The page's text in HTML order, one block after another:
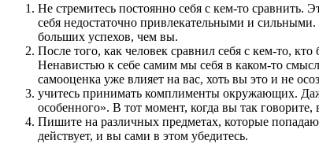
Не стремитесь постоянно себя с кем-то
себя недостаточно привлекательными и
больших успехов, чем вы.
После того, как человек сравнил себя с кем-то,
Ненавистью к себе самим мы себя в каком-то
самооценка уже влияет на вас, хоть вы это и не
учитесь принимать комплименты окружающих.
особенного». В тот момент, когда вы так
Пишите на различных предметах, которые
действует, и вы сами в этом убедитесь.